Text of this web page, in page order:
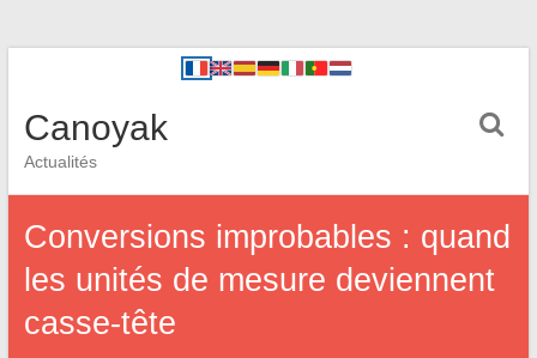
Canoyak
Actualités
Conversions improbables : quand
les unités de mesure deviennent
casse-tête